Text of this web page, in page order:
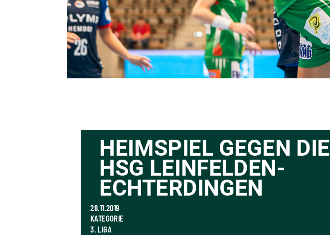
HEIMSPIEL GEGEN DIE
HSG LEINFELDEN-
ECHTERDINGEN
28.11.2019
KATEGORIE
3. LIGA